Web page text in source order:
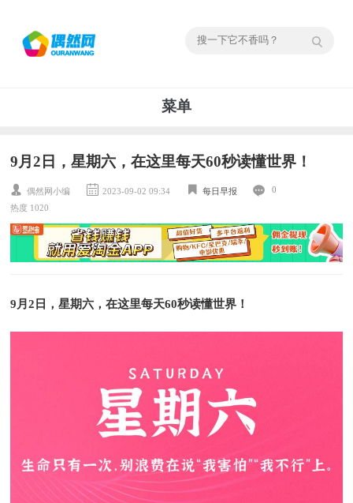
菜单
9月2日，星期六，在这里每天60秒读懂世界！
偶然网小编 2023-09-02 09:34 每日早报
0
热度 1020
9月2日，星期六，在这里每天60秒读懂世界！